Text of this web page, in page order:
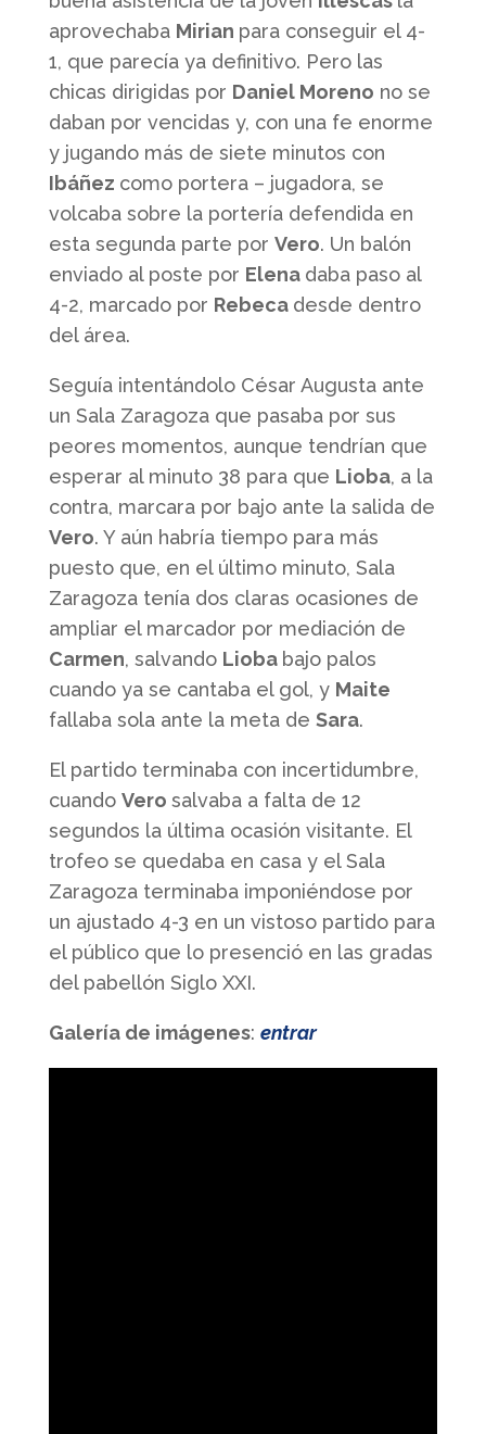
aprovechaba Mirian para conseguir el 4-
1, que parecía ya definitivo. Pero las
chicas dirigidas por Daniel Moreno no se
daban por vencidas y, con una fe enorme
y jugando más de siete minutos con
Ibáñez como portera – jugadora, se
volcaba sobre la portería defendida en
esta segunda parte por Vero. Un balón
enviado al poste por Elena daba paso al
4-2, marcado por Rebeca desde dentro
del área.
Seguía intentándolo César Augusta ante
un Sala Zaragoza que pasaba por sus
peores momentos, aunque tendrían que
esperar al minuto 38 para que Lioba, a la
contra, marcara por bajo ante la salida de
Vero. Y aún habría tiempo para más
puesto que, en el último minuto, Sala
Zaragoza tenía dos claras ocasiones de
ampliar el marcador por mediación de
Carmen, salvando Lioba bajo palos
cuando ya se cantaba el gol, y Maite
fallaba sola ante la meta de Sara.
El partido terminaba con incertidumbre,
cuando Vero salvaba a falta de 12
segundos la última ocasión visitante. El
trofeo se quedaba en casa y el Sala
Zaragoza terminaba imponiéndose por
un ajustado 4-3 en un vistoso partido para
el público que lo presenció en las gradas
del pabellón Siglo XXI.
Galería de imágenes: entrar